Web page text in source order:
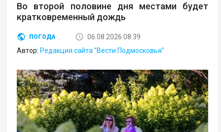
Во второй половине дня местами будет
кратковременный дождь
ПОГОДА
06.08.2026 08:39
Автор: Редакция сайта "Вести Подмосковья"